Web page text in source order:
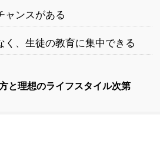
ンスがある
、生徒の教育に集中できる
と理想のライフスタイル次第